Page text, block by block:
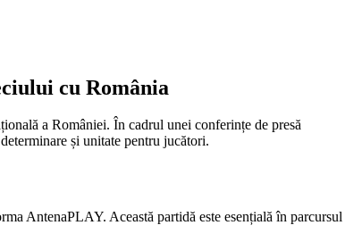
cu România
a României. În cadrul unei conferințe de presă
și unitate pentru jucători.
AntenaPLAY. Această partidă este esențială în parcursul